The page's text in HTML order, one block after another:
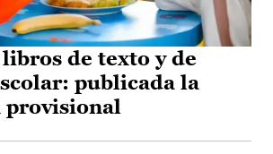
de texto y de
publicada la
provisional